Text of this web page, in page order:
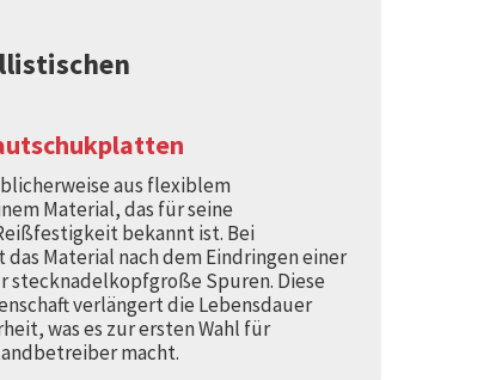
aus flexiblem
Material, das für seine
bekannt ist. Bei
Material nach dem Eindringen einer
stecknadelkopfgroße Spuren. Diese
verlängert die Lebensdauer
was es zur ersten Wahl für
macht.